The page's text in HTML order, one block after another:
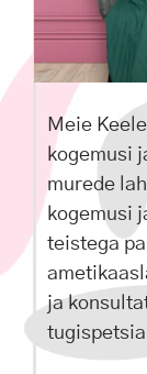
Meie
kogemusi
murede
kogemusi
teistega
ja